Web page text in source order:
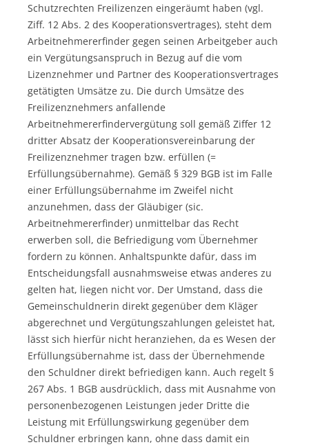
Schutzrechten Freilizenzen eingeräumt haben (vgl.
Ziff. 12 Abs. 2 des Kooperationsvertrages), steht dem
Arbeitnehmererfinder gegen seinen Arbeitgeber auch
ein Vergütungsanspruch in Bezug auf die vom
Lizenznehmer und Partner des Kooperationsvertrages
getätigten Umsätze zu. Die durch Umsätze des
Freilizenznehmers anfallende
Arbeitnehmererfindervergütung soll gemäß Ziffer 12
dritter Absatz der Kooperationsvereinbarung der
Freilizenznehmer tragen bzw. erfüllen (=
Erfüllungsübernahme). Gemäß § 329 BGB ist im Falle
einer Erfüllungsübernahme im Zweifel nicht
anzunehmen, dass der Gläubiger (sic.
Arbeitnehmererfinder) unmittelbar das Recht
erwerben soll, die Befriedigung vom Übernehmer
fordern zu können. Anhaltspunkte dafür, dass im
Entscheidungsfall ausnahmsweise etwas anderes zu
gelten hat, liegen nicht vor. Der Umstand, dass die
Gemeinschuldnerin direkt gegenüber dem Kläger
abgerechnet und Vergütungszahlungen geleistet hat,
lässt sich hierfür nicht heranziehen, da es Wesen der
Erfüllungsübernahme ist, dass der Übernehmende
den Schuldner direkt befriedigen kann. Auch regelt §
267 Abs. 1 BGB ausdrücklich, dass mit Ausnahme von
personenbezogenen Leistungen jeder Dritte die
Leistung mit Erfüllungswirkung gegenüber dem
Schuldner erbringen kann, ohne dass damit ein